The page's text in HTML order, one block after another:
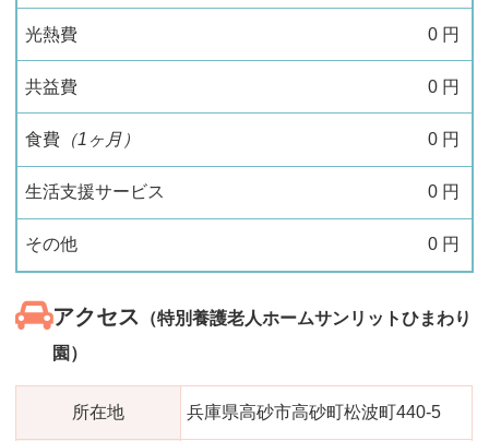
光熱費 0 円
共益費 0 円
食費（1ヶ月） 0 円
生活支援サービス 0 円
その他 0 円
アクセス
（特別養護老人ホームサンリットひまわり
園）
所在地 兵庫県高砂市高砂町松波町440-5